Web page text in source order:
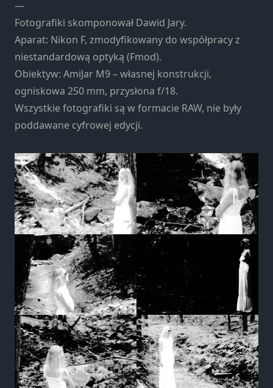
—
Fotografiki skomponował Dawid Jary.
Aparat: Nikon F, zmodyfikowany do współpracy z
niestandardową optyką (Fmod).
Obiektyw: AmiJar M9 – własnej konstrukcji,
ogniskowa 250 mm, przysłona f/18.
Wszystkie fotografiki są w formacie RAW, nie były
poddawane cyfrowej edycji.
poprawić
funkcjonalność
i strukturę
strony
internetowej,
na podstawie
tego, jak
Doświadczenie
Aby nasza
strona
internetowa
działała jak
najlepiej
podczas
twojego
przejścia na nią.
Jeśli odrzucisz te
pliki cookie,
niektóre funkcje
znikną ze strony
internetowej.